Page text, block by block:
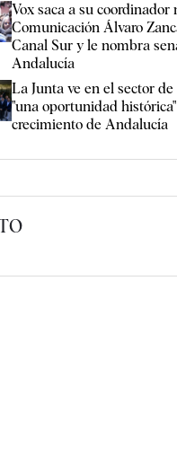
Vox saca a su coordinador
Comunicación Álvaro
Canal Sur y le nombra
Andalucía
La Junta ve en el sector
"una oportunidad
crecimiento de Andalucía